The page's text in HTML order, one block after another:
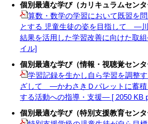
個別最適な学び（カリキュラムセン
算数・数学の学習において既習を
とする 児童生徒の姿を目指して ―
結果を活用した学習改善に向けた取
イル]
個別最適な学び（情報・視聴覚セン
学習記録を生かし自ら学習を調整
ざして ―かわさきＤパレットに蓄積
する活動への指導・支援― [ 2050 KB
個別最適な学び（特別支援教育セン